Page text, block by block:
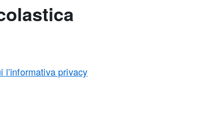
l’informativa privacy